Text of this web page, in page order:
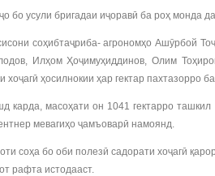
бо усули бригадаи иҷоравӣ ба роҳ
соҳибтаҷриба- агрономҳо Ашӯрбой
Илҳом Ҳоҷимуҳиддинов, Олим
ҳосилнокии ҳар гектар пахтазорро
карда, масоҳати он 1041 гектарро
мевагиҳо ҷамъоварӣ намоянд.
соҳа бо оби полезӣ садорати хоҷагӣ
рафта истодааст.